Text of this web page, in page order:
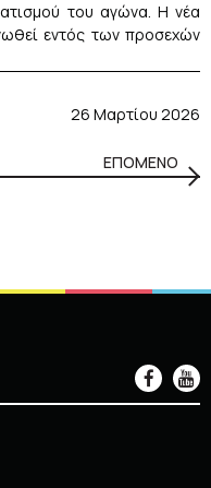
του αγώνα. Η νέα
εντός των προσεχών
26 Μαρτίου 2026
ΕΠΟΜΕΝΟ